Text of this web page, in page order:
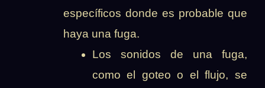
específicos donde es probable que
haya una fuga.
Los sonidos de una fuga,
como el goteo o el flujo, se